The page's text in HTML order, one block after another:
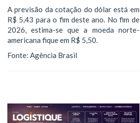
A previsão da cotação do dólar está em
R$ 5,43 para o fim deste ano. No fim de
2026, estima-se que a moeda norte-
americana fique em R$ 5,50.
Fonte: Agência Brasil